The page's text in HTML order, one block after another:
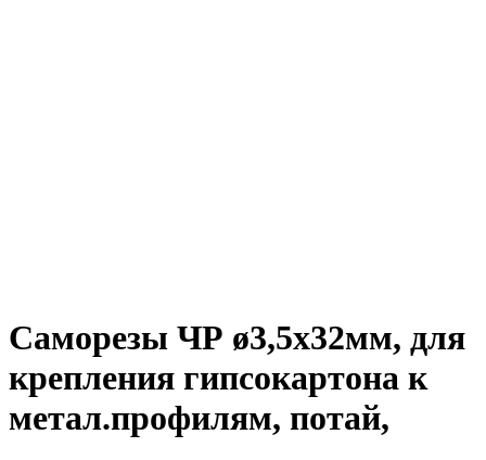
Саморезы ЧР ø3,5х32мм, для
крепления гипсокартона к
метал.профилям, потай,